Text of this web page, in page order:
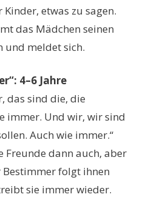
etwas zu sagen.
das Mädchen seinen
und meldet sich.
4–6 Jahre
das sind die, die
immer. Und wir, wir sind
Auch wie immer.“
Freunde dann auch, aber
folgt ihnen
sie immer wieder.